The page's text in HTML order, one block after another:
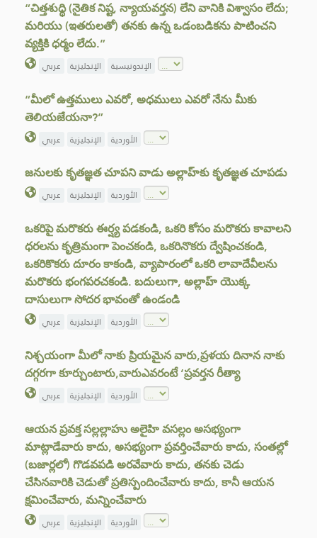
“చిత్తశుధ్ధి (నైతిక నిష్ట, న్యాయవర్తన) లేని వానికి విశ్వాసం లేదు;
మరియు (ఇతరులతో) తనకు ఉన్న ఒడంబడికను పాటించని
వ్యక్తికి ధర్మం లేదు.”
عربي الإنجليزية الإندونيسية
“మీలో ఉత్తములు ఎవరో, అధములు ఎవరో నేను మీకు
తెలియజేయనా?”
عربي الإنجليزية الأوردية
జనులకు కృతజ్ఞత చూపని వాడు అల్లాహ్‌కు కృతజ్ఞత చూపడు
عربي الإنجليزية الأوردية
ఒకరిపై మరొకరు ఈర్ష్య పడకండి, ఒకరి కోసం మరొకరు కావాలని
ధరలను కృత్రిమంగా పెంచకండి, ఒకరినొకరు ద్వేషించకండి,
ఒకరికొకరు దూరం కాకండి, వ్యాపారంలో ఒకరి లావాదేవీలను
మరొకరు భంగపరచకండి. బదులుగా, అల్లాహ్ యొక్క
దాసులుగా సోదర భావంతో ఉండండి
عربي الإنجليزية الأوردية
నిశ్చయంగా మీలో నాకు ప్రియమైన వారు,ప్రళయ దినాన నాకు
దగ్గరగా కూర్చుంటారు,వారుఎవరంటే ‘ప్రవర్తన రీత్యా
عربي الإنجليزية الأوردية
ఆయన ప్రవక్త సల్లల్లాహు అలైహి వసల్లం అసభ్యంగా
మాట్లాడేవారు కాదు, అసభ్యంగా ప్రవర్తించేవారు కాదు, సంతల్లో
(బజార్లలో) గొడవపడి అరవేవారు కాదు, తనకు చెడు
చేసినవారికి చెడుతో ప్రతిస్పందించేవారు కాదు, కానీ ఆయన
క్షమించేవారు, మన్నించేవారు
عربي الإنجليزية الأوردية